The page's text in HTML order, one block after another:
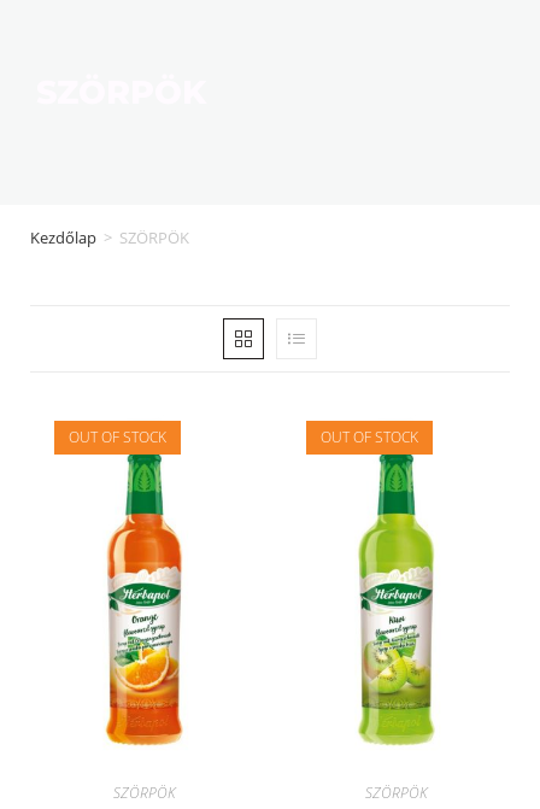
Kezdőlap > SZÖRPÖK
OUT OF STOCK
SZÖRPÖK
OUT OF STOCK
SZÖRPÖK